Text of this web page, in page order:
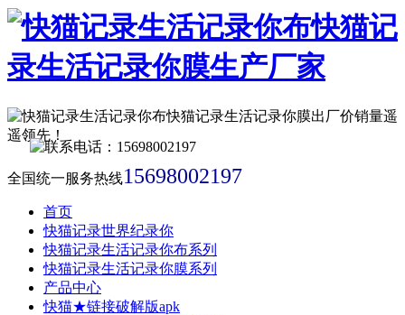
全国统一服务热线15698002197
首页
快猫记录世界纪录你
快猫记录生活记录你布系列
快猫记录生活记录你膜系列
产品中心
快猫★链接破解版apk